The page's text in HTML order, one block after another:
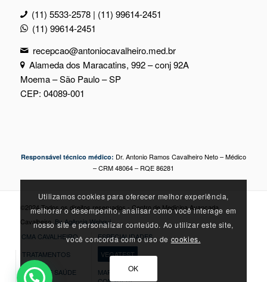
(11) 5533-2578 | (11) 99614-2451
(11) 99614-2451
recepcao@antoniocavalheiro.med.br
Alameda dos Maracatins, 992 – conj 92A
Moema – São Paulo – SP
CEP: 04089-001
Responsável técnico médico: Dr. Antonio Ramos Cavalheiro Neto – Médico
– CRM 48064 – RQE 86281
©2024 Todos os direitos reservados - Centro de Medicina Avançada
Cavalheiro. By Agência Webgui
CMA CAVALHEIRO
ESPECIALIDADES
TRATAMENTOS
VEGATEST
DICAS DE SAÚDE
MARQUE SUA
Utilizamos cookies para oferecer melhor experiência,
melhorar o desempenho, analisar como você interage em
nosso site e personalizar conteúdo. Ao utilizar este site,
você concorda com o uso de cookies.
OK